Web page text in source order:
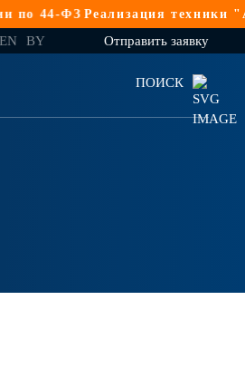
44-ФЗРеализация техники
EN BY Отправить заявку
ПОИСК